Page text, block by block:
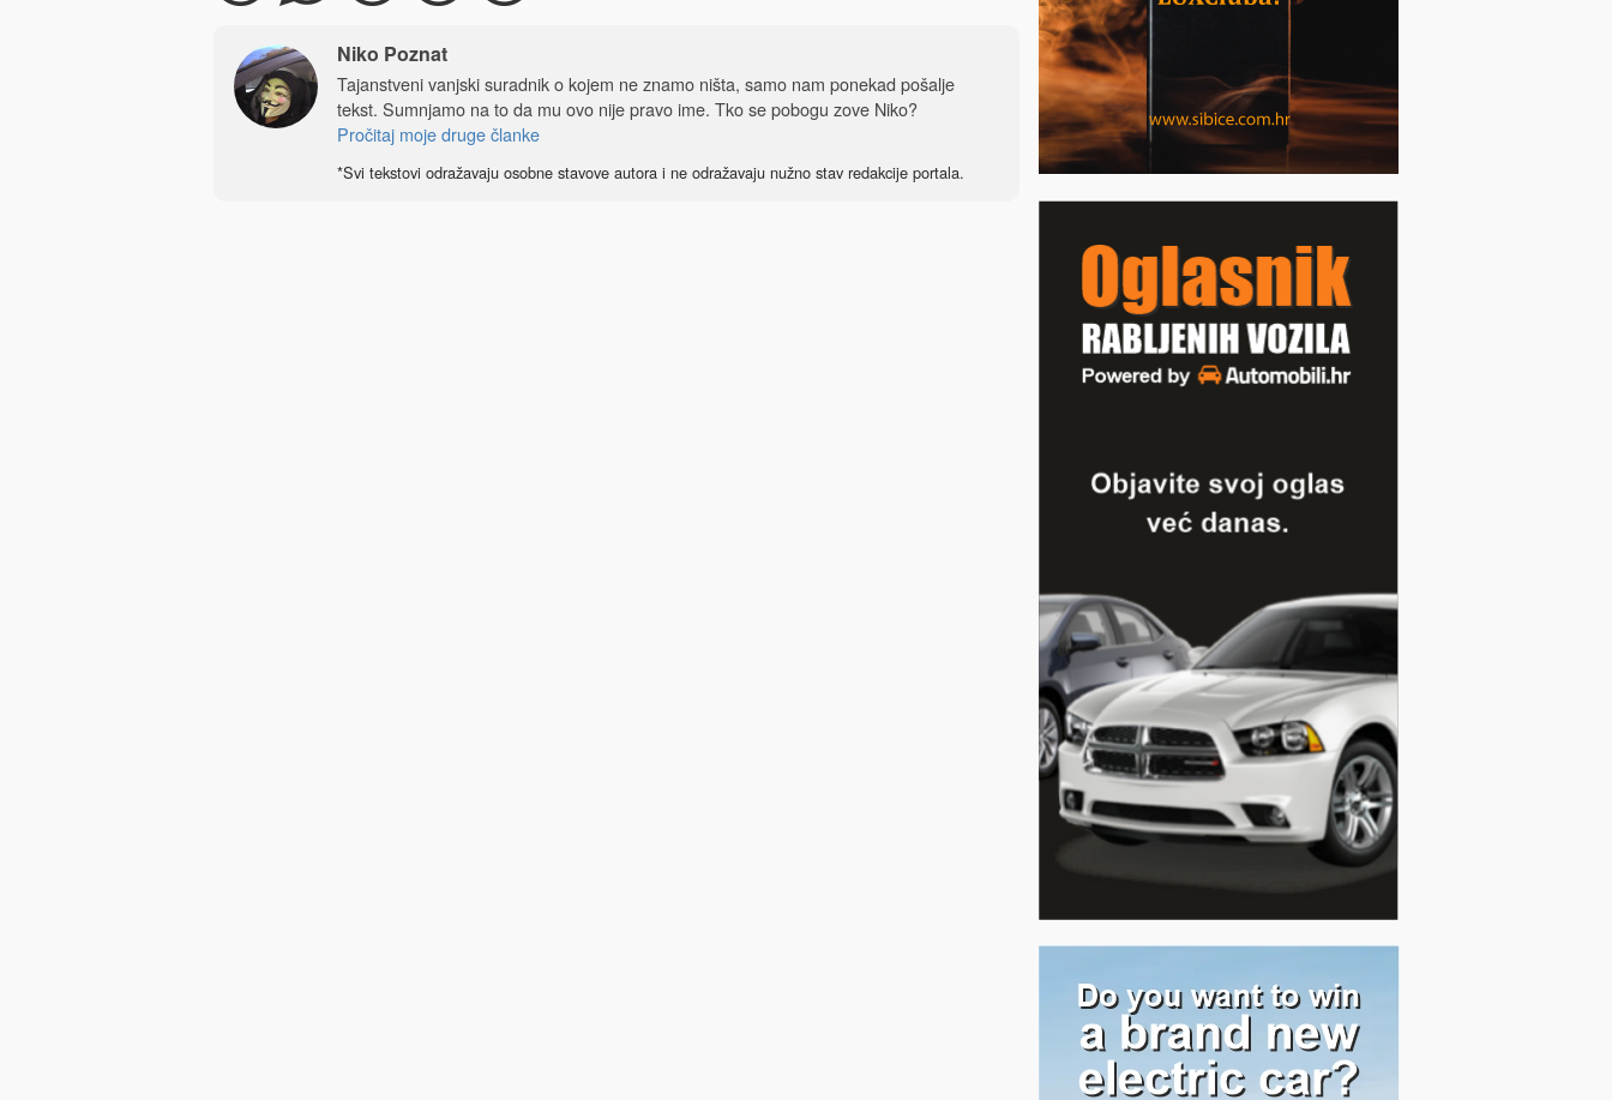
Niko Poznat
Tajanstveni vanjski suradnik o kojem ne znamo ništa, samo nam ponekad pošalje
tekst. Sumnjamo na to da mu ovo nije pravo ime. Tko se pobogu zove Niko?
Pročitaj moje druge članke
*Svi tekstovi odražavaju osobne stavove autora i ne odražavaju nužno stav redakcije portala.